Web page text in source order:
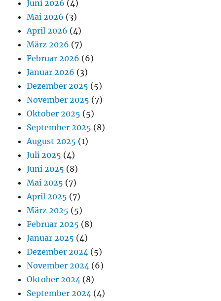
Juni 2026 (4)
Mai 2026 (3)
April 2026 (4)
März 2026 (7)
Februar 2026 (6)
Januar 2026 (3)
Dezember 2025 (5)
November 2025 (7)
Oktober 2025 (5)
September 2025 (8)
August 2025 (1)
Juli 2025 (4)
Juni 2025 (8)
Mai 2025 (7)
April 2025 (7)
März 2025 (5)
Februar 2025 (8)
Januar 2025 (4)
Dezember 2024 (5)
November 2024 (6)
Oktober 2024 (8)
September 2024 (4)